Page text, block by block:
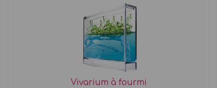
Vivarium à fourmi